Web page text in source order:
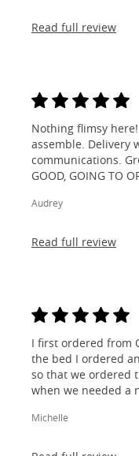
Read full review
Nothing flimsy
assemble. Delivery
communications.
GOOD, GOING TO
Audrey
Read full review
I first ordered from
the bed I ordered
so that we ordered
when we needed a
Michelle